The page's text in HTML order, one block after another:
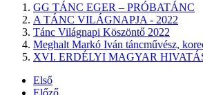
GG TÁNC EGER – PRÓBATÁNC
A TÁNC VILÁGNAPJA - 2022
Tánc Világnapi Köszöntő 2022
Meghalt Markó Iván táncművész,
XVI. ERDÉLYI MAGYAR
Első
Előző